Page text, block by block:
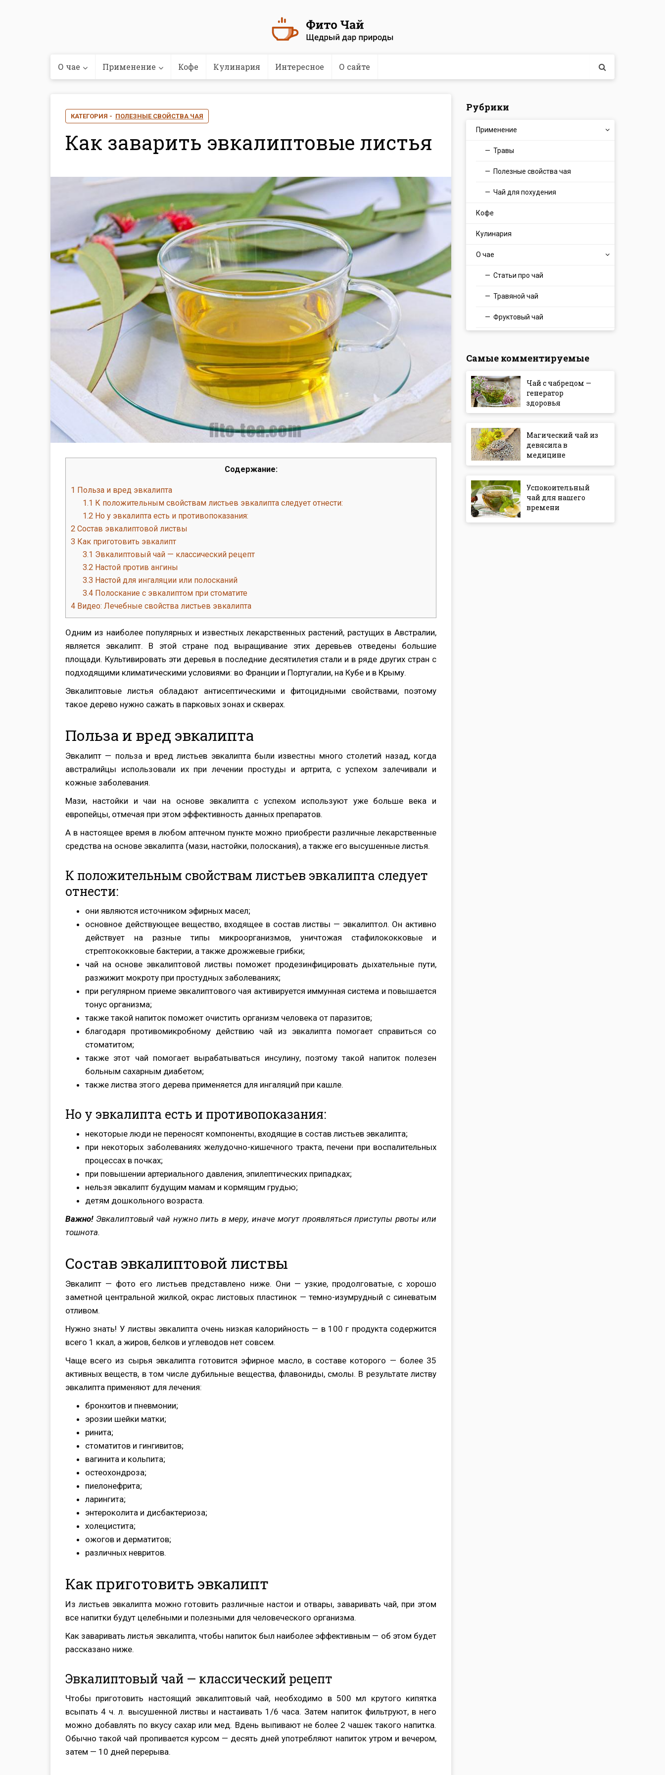
О чае Применение Кофе Кулинария Интересное О сайте
КАТЕГОРИЯ - ПОЛЕЗНЫЕ СВОЙСТВА ЧАЯ
Как заварить эвкалиптовые листья
Содержание:
1 Польза и вред эвкалипта
1.1 К положительным свойствам листьев эвкалипта следует отнести:
1.2 Но у эвкалипта есть и противопоказания:
2 Состав эвкалиптовой листвы
3 Как приготовить эвкалипт
3.1 Эвкалиптовый чай — классический рецепт
3.2 Настой против ангины
3.3 Настой для ингаляции или полосканий
3.4 Полоскание с эвкалиптом при стоматите
4 Видео: Лечебные свойства листьев эвкалипта
Одним из наиболее популярных и известных лекарственных растений, растущих в Австралии,
является эвкалипт. В этой стране под выращивание этих деревьев отведены большие
площади. Культивировать эти деревья в последние десятилетия стали и в ряде других стран с
подходящими климатическими условиями: во Франции и Португалии, на Кубе и в Крыму.
Эвкалиптовые листья обладают антисептическими и фитоцидными свойствами, поэтому
такое дерево нужно сажать в парковых зонах и скверах.
Польза и вред эвкалипта
Эвкалипт — польза и вред листьев эвкалипта были известны много столетий назад, когда
австралийцы использовали их при лечении простуды и артрита, с успехом залечивали и
кожные заболевания.
Мази, настойки и чаи на основе эвкалипта с успехом используют уже больше века и
европейцы, отмечая при этом эффективность данных препаратов.
А в настоящее время в любом аптечном пункте можно приобрести различные лекарственные
средства на основе эвкалипта (мази, настойки, полоскания), а также его высушенные листья.
К положительным свойствам листьев эвкалипта следует
отнести:
они являются источником эфирных масел;
основное действующее вещество, входящее в состав листвы — эвкалиптол. Он активно
действует на разные типы микроорганизмов, уничтожая стафилококковые и
стрептококковые бактерии, а также дрожжевые грибки;
чай на основе эвкалиптовой листвы поможет продезинфицировать дыхательные пути,
разжижит мокроту при простудных заболеваниях;
при регулярном приеме эвкалиптового чая активируется иммунная система и повышается
тонус организма;
также такой напиток поможет очистить организм человека от паразитов;
благодаря противомикробному действию чай из эвкалипта помогает справиться со
стоматитом;
также этот чай помогает вырабатываться инсулину, поэтому такой напиток полезен
больным сахарным диабетом;
также листва этого дерева применяется для ингаляций при кашле.
Но у эвкалипта есть и противопоказания:
некоторые люди не переносят компоненты, входящие в состав листьев эвкалипта;
при некоторых заболеваниях желудочно-кишечного тракта, печени при воспалительных
процессах в почках;
при повышении артериального давления, эпилептических припадках;
нельзя эвкалипт будущим мамам и кормящим грудью;
детям дошкольного возраста.
Важно!Эвкалиптовый чай нужно пить в меру, иначе могут проявляться приступы рвоты или
тошнота.
Состав эвкалиптовой листвы
Эвкалипт — фото его листьев представлено ниже. Они — узкие, продолговатые, с хорошо
заметной центральной жилкой, окрас листовых пластинок — темно-изумрудный с синеватым
отливом.
Нужно знать! У листвы эвкалипта очень низкая калорийность — в 100 г продукта содержится
всего 1 ккал, а жиров, белков и углеводов нет совсем.
Чаще всего из сырья эвкалипта готовится эфирное масло, в составе которого — более 35
активных веществ, в том числе дубильные вещества, флавониды, смолы. В результате листву
эвкалипта применяют для лечения:
бронхитов и пневмонии;
эрозии шейки матки;
ринита;
стоматитов и гингивитов;
вагинита и кольпита;
остеохондроза;
пиелонефрита;
ларингита;
энтероколита и дисбактериоза;
холецистита;
ожогов и дерматитов;
различных невритов.
Как приготовить эвкалипт
Из листьев эвкалипта можно готовить различные настои и отвары, заваривать чай, при этом
все напитки будут целебными и полезными для человеческого организма.
Как заваривать листья эвкалипта, чтобы напиток был наиболее эффективным — об этом будет
рассказано ниже.
Эвкалиптовый чай — классический рецепт
Чтобы приготовить настоящий эвкалиптовый чай, необходимо в 500 мл крутого кипятка
всыпать 4 ч. л. высушенной листвы и настаивать 1/6 часа. Затем напиток фильтруют, в него
можно добавлять по вкусу сахар или мед. Вдень выпивают не более 2 чашек такого напитка.
Обычно такой чай пропивается курсом — десять дней употребляют напиток утром и вечером,
затем — 10 дней перерыва.
Рубрики
Применение
Травы
Полезные свойства чая
Чай для похудения
Кофе
Кулинария
О чае
Статьи про чай
Травяной чай
Фруктовый чай
Самые комментируемые
Чай с чабрецом —
генератор
здоровья
Магический чай из
девясила в
медицине
Успокоительный
чай для нашего
времени